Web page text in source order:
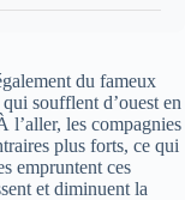
du fameux
soufflent d’ouest en
l’aller, les compagnies
plus forts, ce qui
empruntent ces
et diminuent la